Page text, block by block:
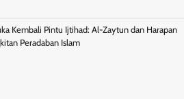
Kembali Pintu Ijtihad: Al-Zaytun dan Harapan
Peradaban Islam